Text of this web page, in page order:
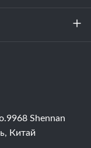
комната
Shennan
Китай